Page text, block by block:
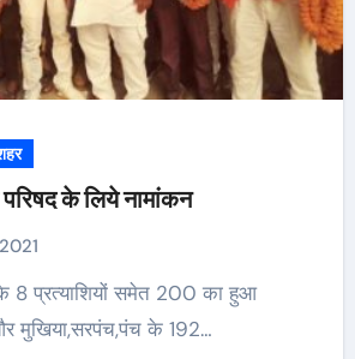
के लिये नामांकन
मुखिया,सरपंच,पंच के 192…